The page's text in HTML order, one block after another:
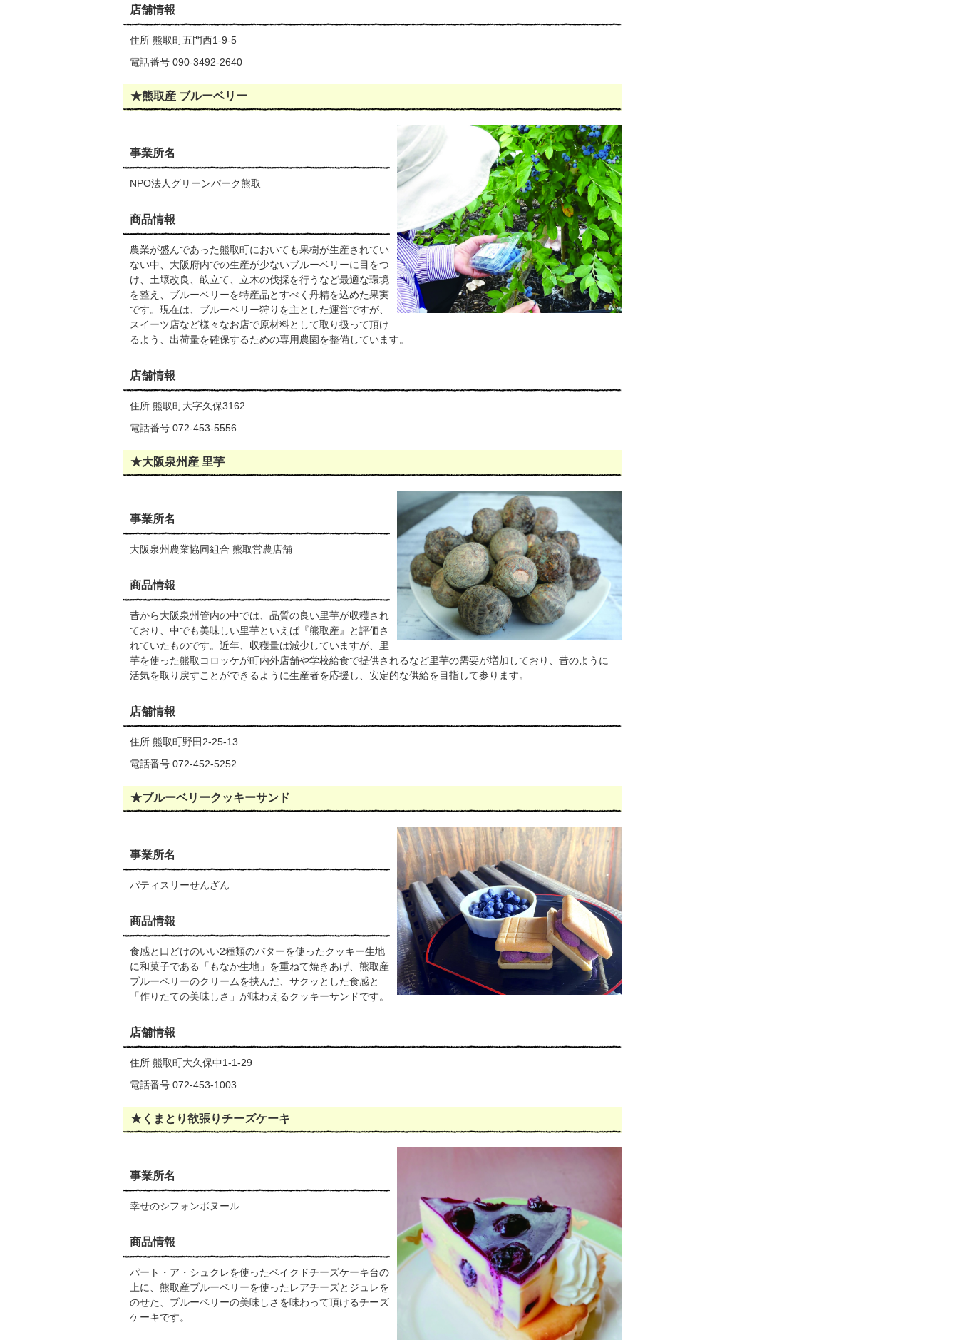
店舗情報
住所 熊取町五門西1-9-5
電話番号 090-3492-2640
★熊取産 ブルーベリー
事業所名
NPO法人グリーンパーク熊取
商品情報
農業が盛んであった熊取町においても果樹が生産されてい
ない中、大阪府内での生産が少ないブルーベリーに目をつ
け、土壌改良、畝立て、立木の伐採を行うなど最適な環境
を整え、ブルーベリーを特産品とすべく丹精を込めた果実
です。現在は、ブルーベリー狩りを主とした運営ですが、
スイーツ店など様々なお店で原材料として取り扱って頂け
るよう、出荷量を確保するための専用農園を整備しています。
店舗情報
住所 熊取町大字久保3162
電話番号 072-453-5556
★大阪泉州産 里芋
事業所名
大阪泉州農業協同組合 熊取営農店舗
商品情報
昔から大阪泉州管内の中では、品質の良い里芋が収穫され
ており、中でも美味しい里芋といえば『熊取産』と評価さ
れていたものです。近年、収穫量は減少していますが、里
芋を使った熊取コロッケが町内外店舗や学校給食で提供されるなど里芋の需要が増加しており、昔のように
活気を取り戻すことができるように生産者を応援し、安定的な供給を目指して参ります。
店舗情報
住所 熊取町野田2-25-13
電話番号 072-452-5252
★ブルーベリークッキーサンド
事業所名
パティスリーせんざん
商品情報
食感と口どけのいい2種類のバターを使ったクッキー生地
に和菓子である「もなか生地」を重ねて焼きあげ、熊取産
ブルーベリーのクリームを挟んだ、サクッとした食感と
「作りたての美味しさ」が味わえるクッキーサンドです。
店舗情報
住所 熊取町大久保中1-1-29
電話番号 072-453-1003
★くまとり欲張りチーズケーキ
事業所名
幸せのシフォンボヌール
商品情報
パート・ア・シュクレを使ったベイクドチーズケーキ台の
上に、熊取産ブルーベリーを使ったレアチーズとジュレを
のせた、ブルーベリーの美味しさを味わって頂けるチーズ
ケーキです。